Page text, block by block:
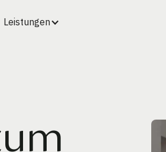
Leistungen